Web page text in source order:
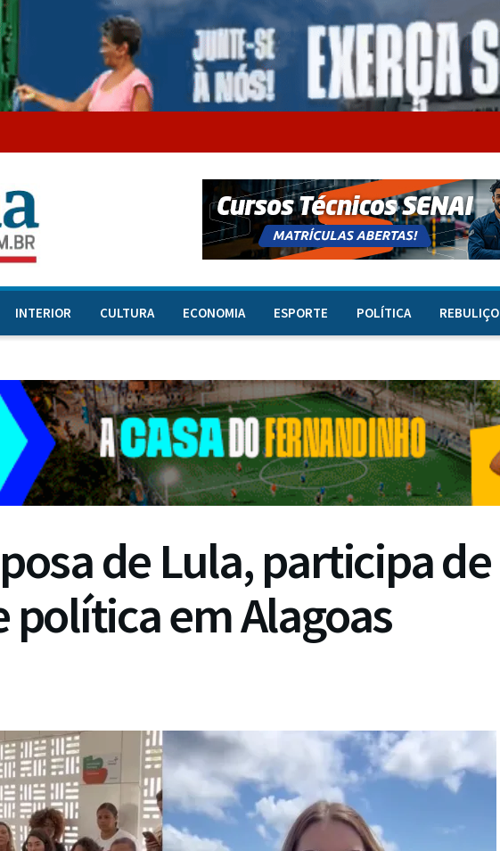
INTERIOR CULTURA ECONOMIA ESPORTE POLÍTICA REBULIÇO
de Lula, participa de
política em Alagoas